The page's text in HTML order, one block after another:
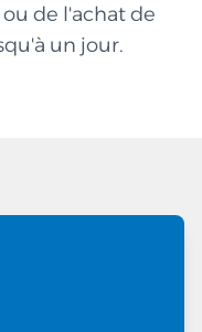
de l'achat de
un jour.